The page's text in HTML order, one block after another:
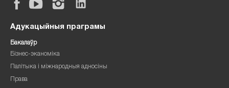
Адукацыйныя праграмы
Бакалаўр
Бізнес-эканоміка
Палітыка і міжнародныя адносіны
Права